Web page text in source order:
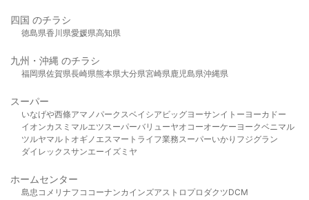
四国 のチラシ
徳島県香川県愛媛県高知県
九州・沖縄 のチラシ
福岡県佐賀県長崎県熊本県大分県宮崎県鹿児島県沖縄県
スーパー
いなげや西條アマノパークスベイシア ビッグヨーサンイトーヨーカドー
イオンカスミ マルエツスーパーバリューヤオコーオーケー ヨークベニマル
ツルヤマルト オギノ エスマート ライフ業務スーパーいかり フジグラン
ダイレックスサンエーイズミヤ
ホームセンター
島忠 コメリ ナフコ コーナンカインズアストロプロダクツDCM